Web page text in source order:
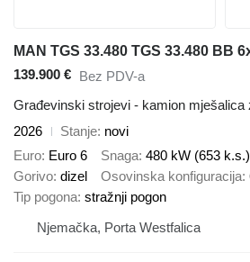
139.900 € Bez PDV-a
Građevinski strojevi - kamion mješalica
2026
Stanje novi
Euro Euro 6 Snaga 480 kW (653 k.s.)
Gorivo dizel Osovinska konfiguracija
Tip pogona stražnji pogon
Njemačka, Porta Westfalica